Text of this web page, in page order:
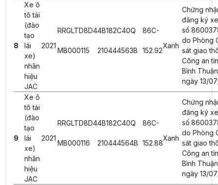
8
Xe ô
tô tải
(đào
tạo
lái
xe)
nhãn
hiệu
JAC
2021
RRGLTD8D4
MB000115
4B182C40Q
210444563B
86C-
152.92
Xanh
Chứng
đăng ký
số
do Phòng
sát giao
Công an
Bình
ngày 13/
9
Xe ô
tô tải
(đào
tạo
lái
xe)
nhãn
hiệu
JAC
2021
RRGLTD8D4
MB000116
4B182C40Q
210444564B
86C-
152.88
Xanh
Chứng
đăng ký
số
do Phòng
sát giao
Công an
Bình
ngày 13/